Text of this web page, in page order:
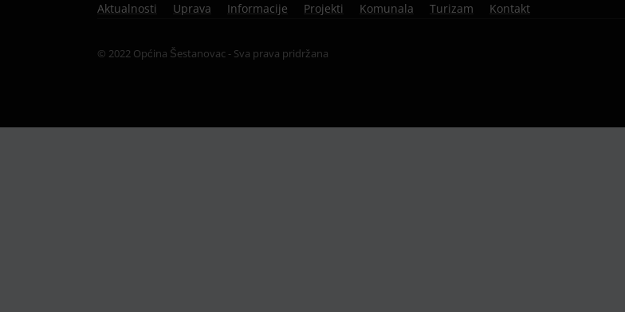
Aktualnosti Uprava Informacije Projekti Komunala Turizam Kontakt
© 2022 Općina Šestanovac - Sva prava pridržana